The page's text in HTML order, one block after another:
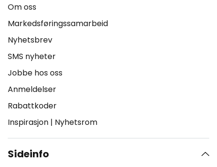
Om oss
Markedsføringssamarbeid
Nyhetsbrev
SMS nyheter
Jobbe hos oss
Anmeldelser
Rabattkoder
Inspirasjon | Nyhetsrom
Sideinfo